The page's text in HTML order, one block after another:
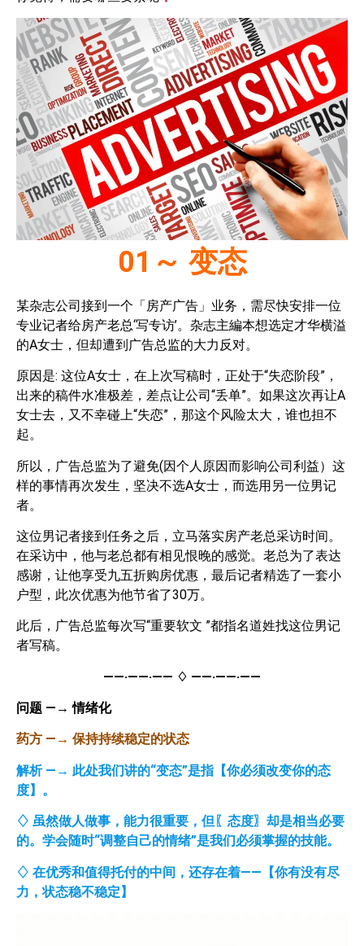
01 ～ 变态
某杂志公司接到一个「房产广告」业务，需尽快安排一位
专业记者给房产老总‘写专访’。杂志主編本想选定才华横溢
的A女士，但却遭到广告总监的大力反对。
原因是: 这位A女士，在上次写稿时，正处于“失恋阶段”，
出来的稿件水准极差，差点让公司“丢单”。如果这次再让A
女士去，又不幸碰上“失恋”，那这个风险太大，谁也担不
起。
所以，广告总监为了避免(因个人原因而影响公司利益）这
样的事情再次发生，坚决不选A女士，而选用另一位男记
者。
这位男记者接到任务之后，立马落实房产老总采访时间。
在采访中，他与老总都有相见恨晚的感觉。老总为了表达
感谢，让他享受九五折购房优惠，最后记者精选了一套小
户型，此次优惠为他节省了30万。
此后，广告总监每次写“重要软文 ”都指名道姓找这位男记
者写稿。
——·——·—— ♢ ——·——·——
问题 —→ 情绪化
药方 —→ 保持持续稳定的状态
解析 —→ 此处我们讲的“变态”是指【你必须改变你的态
度】。
♢ 虽然做人做事，能力很重要，但〖态度〗却是相当必要
的。学会随时“调整自己的情绪”是我们必须掌握的技能。
♢ 在优秀和值得托付的中间，还存在着——【你有没有尽
力，状态稳不稳定】